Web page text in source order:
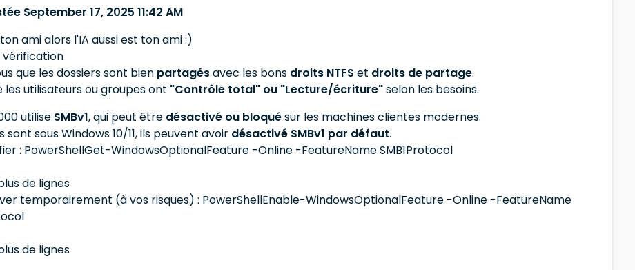
September 17, 2025 11:42 AM
ami alors l'IA aussi est ton ami :)
vérification
que les dossiers sont bien partagésavec les bons droits NTFS et droits de partage.
les utilisateurs ou groupes ont "Contrôle total" ou "Lecture/écriture"selon les besoins.
utilise SMBv1, qui peut être désactivé ou bloquésur les machines clientes modernes.
sont sous Windows 10/11, ils peuvent avoir désactivé SMBv1 par défaut.
: PowerShellGet-WindowsOptionalFeature -Online -FeatureName SMB1Protocol
de lignes
temporairement (à vos risques) : PowerShellEnable-WindowsOptionalFeature -Online -FeatureName
de lignes